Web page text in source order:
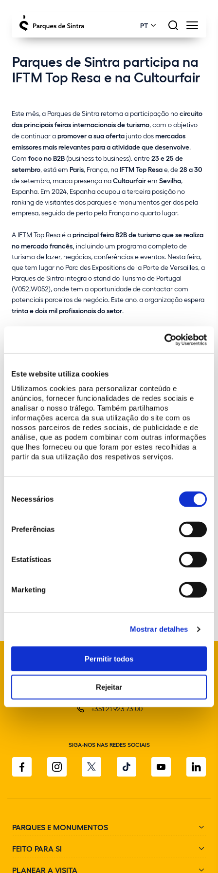
Este website utiliza cookies
Utilizamos cookies para personalizar conteúdo e
anúncios, fornecer funcionalidades de redes sociais e
analisar o nosso tráfego. Também partilhamos
informações acerca da sua utilização do site com os
nossos parceiros de redes sociais, de publicidade e de
análise, que as podem combinar com outras informações
que lhes forneceu ou que foram por estes recolhidas a
partir da sua utilização dos respetivos serviços.
Necessários
Preferências
Estatísticas
Marketing
Mostrar detalhes
Permitir todos
Rejeitar
PT
Parques de Sintra participa na
IFTM Top Resa e na Cultourfair
Este mês, a Parques de Sintra retoma a participação nocircuito
das principais feiras internacionais de turismo, com o objetivo
de continuar apromover a sua ofertajunto dosmercados
emissores mais relevantes para a atividade que desenvolve.
Com foco no B2B (business to business), entre23 e 25 de
setembro, está em Paris, França, naIFTM Top Resae, de28 a 30
de setembro, marca presença naCultourfairem Sevilha,
Espanha. Em 2024, Espanha ocupou a terceira posição no
ranking de visitantes dos parques e monumentos geridos pela
empresa, seguido de perto pela França no quarto lugar.
A IFTM Top Resaé aprincipal feira B2B de turismo que se realiza
no mercado francês, incluindo um programa completo de
turismo de lazer, negócios, conferências e eventos. Nesta feira,
que tem lugar no Parc des Expositions de la Porte de Versailles, a
Parques de Sintra integra o stand do Turismo de Portugal
(V052,W052), onde tem a oportunidade de contactar com
potenciais parceiros de negócio. Este ano, a organização espera
trinta e dois mil profissionais do setor.
é um evento com características únicas
centrado
, que vai na 12ª edição. Baseado
num sistema de reuniões pré-agendadas, atrai a Sevilha cerca
específica. — selecionados pela organização — em
representação de empresas especializadas em turismo de luxo,
eventos, city-breaks, património e gastronomia, entre outros.
Nesta Cultourfair, a Parques de Sintra terá cerca de trinta
reuniões com compradores interessados na sua oferta cultural.
info@parquesdesintra.pt
+351 21 923 73 00
SIGA-NOS NAS REDES SOCIAIS
PARQUES E MONUMENTOS
FEITO PARA SI
PLANEAR A VISITA